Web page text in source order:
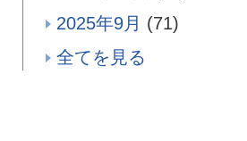
2025年9月 (71)
全てを見る